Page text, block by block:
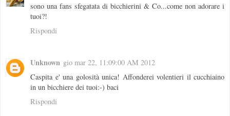
sono una fans sfegatata di bicchierini & Co...come non adorare i
tuoi?!
Rispondi
Unknown gio mar 22, 11:09:00 AM 2012
Caspita e' una golosità unica! Affonderei volentieri il cucchiaino
in un bicchiere dei tuoi:-) baci
Rispondi